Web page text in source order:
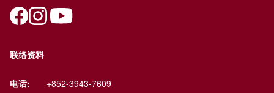
联络资料
电话: +852-3943-7609